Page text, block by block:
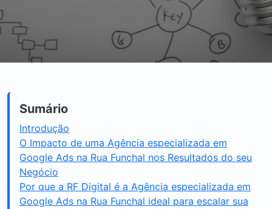
Sumário
Introdução
O Impacto de uma Agência especializada em
Google Ads na Rua Funchal nos Resultados do seu
Negócio
Por que a RF Digital é a Agência especializada em
Google Ads na Rua Funchal ideal para escalar sua